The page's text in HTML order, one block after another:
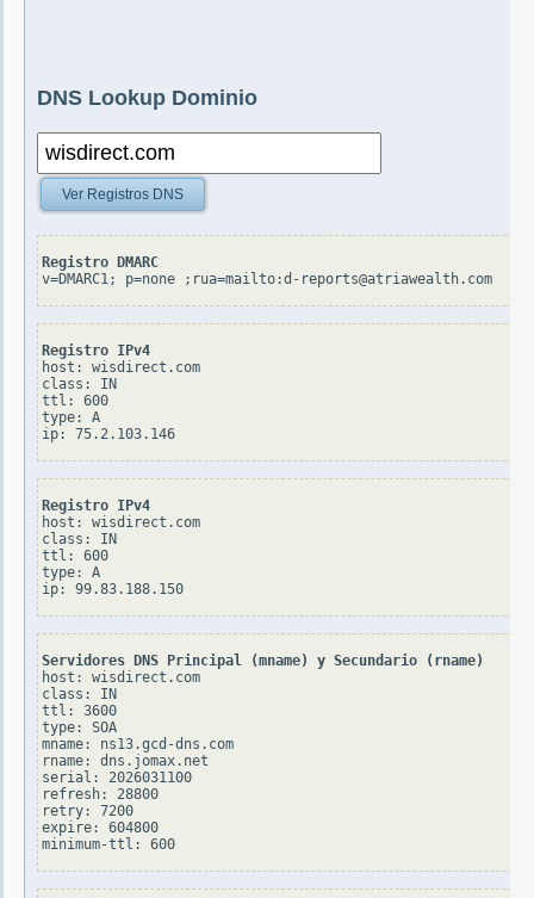
DNS Lookup Dominio
Ver Registros DNS
Registro DMARC
v=DMARC1; p=none ;rua=mailto:d-reports@atriawealth.com
Registro IPv4
host: wisdirect.com
class: IN
ttl: 600
type: A
Registro IPv4
host: wisdirect.com
class: IN
ttl: 600
type: A
Servidores DNS Principal (mname) y Secundario (rname)
host: wisdirect.com
class: IN
ttl: 3600
type: SOA
mname: ns13.gcd-dns.com
rname: dns.jomax.net
serial: 2026031100
refresh: 28800
retry: 7200
expire: 604800